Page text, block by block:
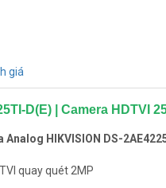
giá
D(E) | Camera HDTVI
HIKVISION DS-
quay quét 2MP